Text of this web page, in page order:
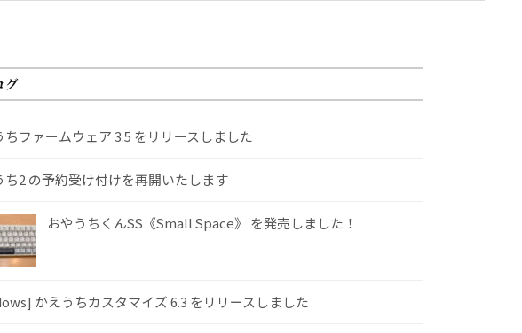
グ
ちファームウェア 3.5 をリリースしました
ち2 の予約受け付けを再開いたします
おやうちくんSS《Small Space》 を発売しました！
かえうちカスタマイズ 6.3 をリリースしました